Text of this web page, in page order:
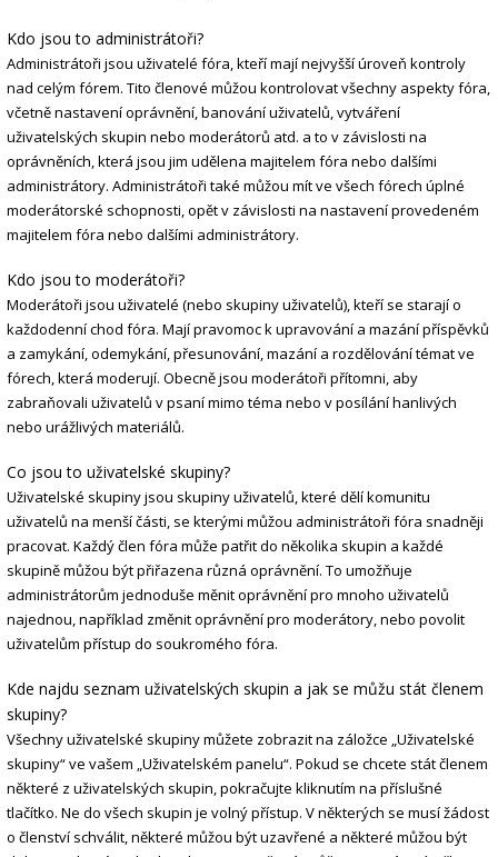
Kdo jsou to administrátoři?
Administrátoři jsou uživatelé fóra, kteří mají nejvyšší úroveň kontroly
nad celým fórem. Tito členové můžou kontrolovat všechny aspekty fóra,
včetně nastavení oprávnění, banování uživatelů, vytváření
uživatelských skupin nebo moderátorů atd. a to v závislosti na
oprávněních, která jsou jim udělena majitelem fóra nebo dalšími
administrátory. Administrátoři také můžou mít ve všech fórech úplné
moderátorské schopnosti, opět v závislosti na nastavení provedeném
majitelem fóra nebo dalšími administrátory.
Kdo jsou to moderátoři?
Moderátoři jsou uživatelé (nebo skupiny uživatelů), kteří se starají o
každodenní chod fóra. Mají pravomoc k upravování a mazání příspěvků
a zamykání, odemykání, přesunování, mazání a rozdělování témat ve
fórech, která moderují. Obecně jsou moderátoři přítomni, aby
zabraňovali uživatelů v psaní mimo téma nebo v posílání hanlivých
nebo urážlivých materiálů.
Co jsou to uživatelské skupiny?
Uživatelské skupiny jsou skupiny uživatelů, které dělí komunitu
uživatelů na menší části, se kterými můžou administrátoři fóra snadněji
pracovat. Každý člen fóra může patřit do několika skupin a každé
skupině můžou být přiřazena různá oprávnění. To umožňuje
administrátorům jednoduše měnit oprávnění pro mnoho uživatelů
najednou, například změnit oprávnění pro moderátory, nebo povolit
uživatelům přístup do soukromého fóra.
Kde najdu seznam uživatelských skupin a jak se můžu stát členem
skupiny?
Všechny uživatelské skupiny můžete zobrazit na záložce „Uživatelské
skupiny“ ve vašem „Uživatelském panelu“. Pokud se chcete stát členem
některé z uživatelských skupin, pokračujte kliknutím na příslušné
tlačítko. Ne do všech skupin je volný přístup. V některých se musí žádost
o členství schválit, některé můžou být uzavřené a některé můžou být